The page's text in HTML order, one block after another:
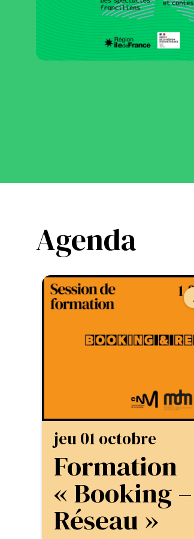
Agenda
jeu 01 octobre
Formation
« Booking –
Réseau »